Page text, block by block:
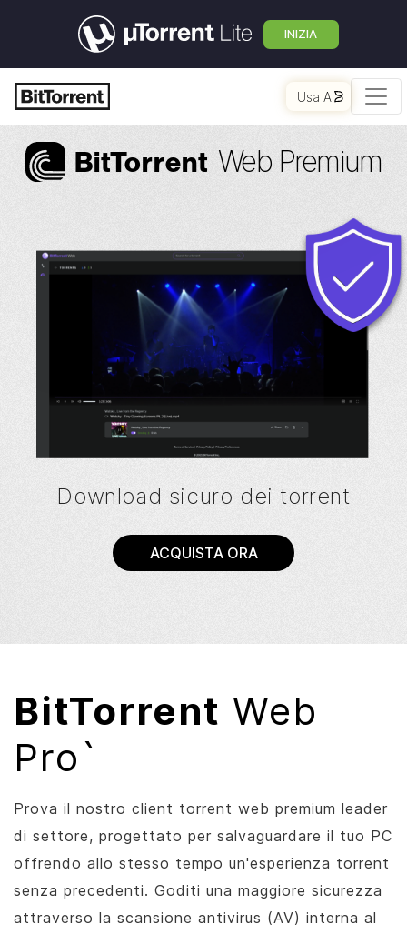
INIZIA
Usa AI
BitTorrent Web Premium
Download sicuro dei torrent
ACQUISTA ORA
BitTorrent Web
Pro`
Prova il nostro client torrent web premium leader
di settore, progettato per salvaguardare il tuo PC
offrendo allo stesso tempo un'esperienza torrent
senza precedenti. Goditi una maggiore sicurezza
attraverso la scansione antivirus (AV) interna al